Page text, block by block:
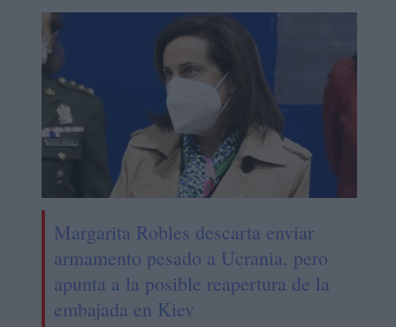
Margarita Robles descarta enviar
armamento pesado a Ucrania, pero
apunta a la posible reapertura de la
embajada en Kiev